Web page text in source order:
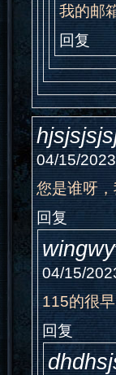
我的邮
回复
04/15/
您是谁呀
回复
wingwy
04/15/
115的很
回复